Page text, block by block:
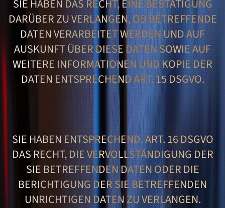
SIE HABEN DAS RECHT, EINE BESTÄTIGUNG
DARÜBER ZU VERLANGEN, OB BETREFFENDE
DATEN VERARBEITET WERDEN UND AUF
AUSKUNFT ÜBER DIESE DATEN SOWIE AUF
WEITERE INFORMATIONEN UND KOPIE DER
DATEN ENTSPRECHEND ART. 15 DSGVO.
SIE HABEN ENTSPRECHEND. ART. 16 DSGVO
DAS RECHT, DIE VERVOLLSTÄNDIGUNG DER
SIE BETREFFENDEN DATEN ODER DIE
BERICHTIGUNG DER SIE BETREFFENDEN
UNRICHTIGEN DATEN ZU VERLANGEN.